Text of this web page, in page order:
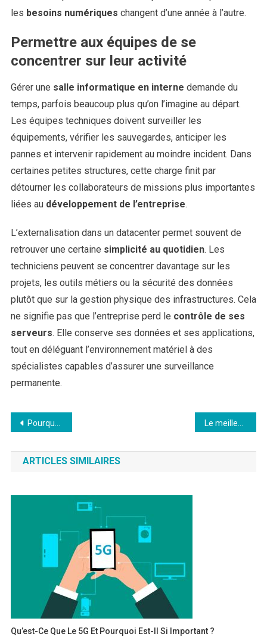
les besoins numériques changent d’une année à l’autre.
Permettre aux équipes de se
concentrer sur leur activité
Gérer une salle informatique en interne demande du
temps, parfois beaucoup plus qu’on l’imagine au départ.
Les équipes techniques doivent surveiller les
équipements, vérifier les sauvegardes, anticiper les
pannes et intervenir rapidement au moindre incident. Dans
certaines petites structures, cette charge finit par
détourner les collaborateurs de missions plus importantes
liées au développement de l’entreprise.
L’externalisation dans un datacenter permet souvent de
retrouver une certaine simplicité au quotidien. Les
techniciens peuvent se concentrer davantage sur les
projets, les outils métiers ou la sécurité des données
plutôt que sur la gestion physique des infrastructures. Cela
ne signifie pas que l’entreprise perd le contrôle de ses
serveurs. Elle conserve ses données et ses applications,
tout en déléguant l’environnement matériel à des
spécialistes capables d’assurer une surveillance
permanente.
Navigation
l’article
Pourquoi acheter un iPhone 11 en 2025 : une option toujours pertinente ? Le meilleur comparateur en ligne de sociétés de portage salarial
ARTICLES SIMILAIRES
Qu’est-Ce Que Le 5G Et Pourquoi Est-Il Si Important ?